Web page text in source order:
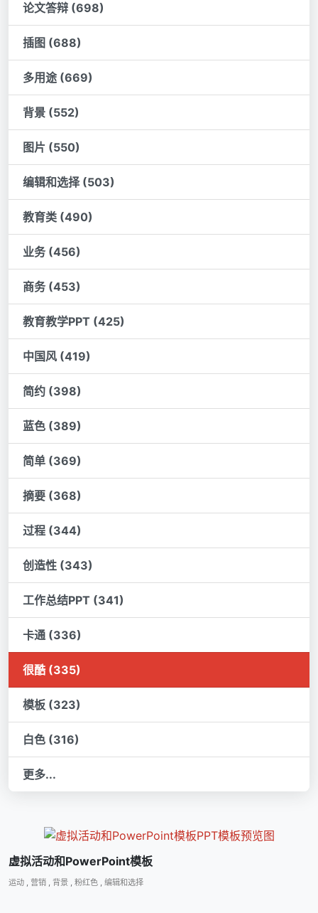
论文答辩 (698)
插图 (688)
多用途 (669)
背景 (552)
图片 (550)
编辑和选择 (503)
教育类 (490)
业务 (456)
商务 (453)
教育教学PPT (425)
中国风 (419)
简约 (398)
蓝色 (389)
简单 (369)
摘要 (368)
过程 (344)
创造性 (343)
工作总结PPT (341)
卡通 (336)
很酷 (335)
模板 (323)
白色 (316)
更多...
虚拟活动和PowerPoint模板
运动 , 营销 , 背景 , 粉红色 , 编辑和选择